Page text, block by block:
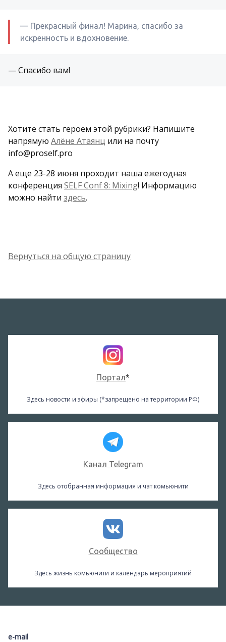
— Прекрасный финал! Марина, спасибо за
искренность и вдохновение.
— Спасибо вам!
Хотите стать героем этой рубрики? Напишите
напрямую Алёне Атаянц или на почту
info@proself.pro
А еще 23-28 июня проходит наша ежегодная
конференция SELF Conf 8: Mixing! Информацию
можно найти здесь.
Вернуться на общую страницу
Портал*
Здесь новости и эфиры (*запрещено на территории РФ)
Канал Telegram
Здесь отобранная информация и чат комьюнити
Сообщество
Здесь жизнь комьюнити и календарь мероприятий
e-mail